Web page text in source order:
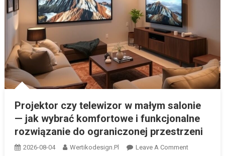
Projektor czy telewizor w małym salonie — jak wybrać komfortowe i
funkcjonalne rozwiązanie do ograniczonej przestrzeni
Projektor czy telewizor w małym salonie
— jak wybrać komfortowe i funkcjonalne
rozwiązanie do ograniczonej przestrzeni
2026-08-04 Wertikodesign.pl Leave A CommentOn